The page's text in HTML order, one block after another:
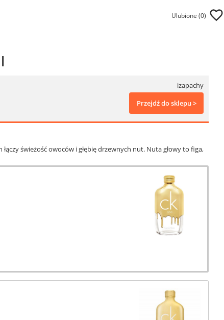
Ulubione (0)
izapachy
Przejdź do sklepu >
świeżość owoców i głębię drzewnych nut. Nuta głowy to figa,